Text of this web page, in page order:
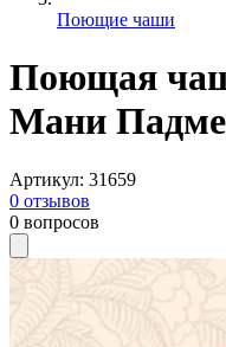
Поющие чаши
Поющая
Мани Падме
Артикул: 31659
0 отзывов
0 вопросов